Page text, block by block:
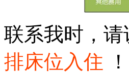
联系我时，请
排床位入住 ！